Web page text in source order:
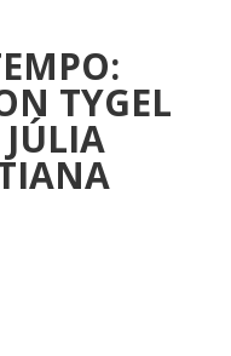
TYGEL